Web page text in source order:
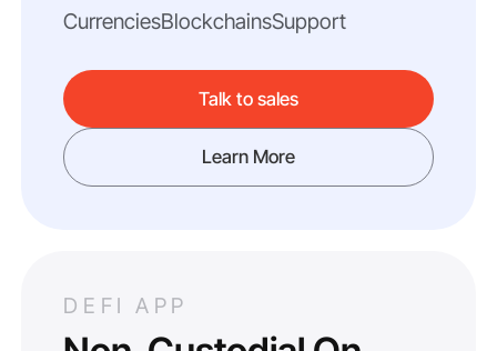
CurrenciesBlockchainsSupport
Talk to sales
Learn More
DEFI APP